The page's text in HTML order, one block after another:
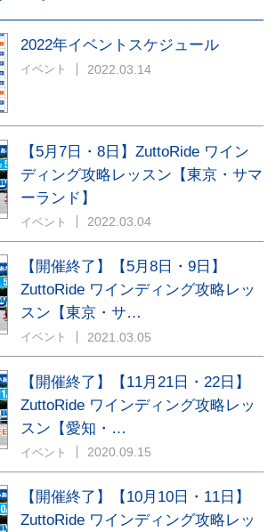
2022年イベントスケジュール
イベント 2022.03.14
【5月7日・8日】ZuttoRide ワイン
ディング攻略レッスン【東京・サマ
ーランド】
イベント 2022.03.04
【開催終了】【5月8日・9日】
ZuttoRide ワインディング攻略レッ
スン【東京・サ…
イベント 2021.03.05
【開催終了】【11月21日・22日】
ZuttoRide ワインディング攻略レッ
スン【愛知・…
イベント 2020.09.15
【開催終了】【10月10日・11日】
ZuttoRide ワインディング攻略レッ